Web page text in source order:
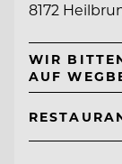
8172
WIR
AUF